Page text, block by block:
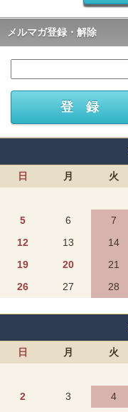
メルマガ登録・解除
日 月 火
5
6 7
12
13 14
19
20 21
26
27 28
日 月 火
2
3 4